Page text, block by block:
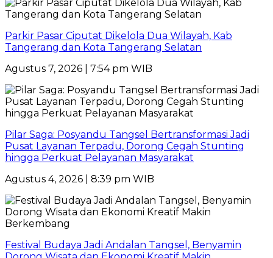
Parkir Pasar Ciputat Dikelola Dua Wilayah, Kab
Tangerang dan Kota Tangerang Selatan
Agustus 7, 2026 | 7:54 pm WIB
Pilar Saga: Posyandu Tangsel Bertransformasi Jadi
Pusat Layanan Terpadu, Dorong Cegah Stunting
hingga Perkuat Pelayanan Masyarakat
Agustus 4, 2026 | 8:39 pm WIB
Festival Budaya Jadi Andalan Tangsel, Benyamin